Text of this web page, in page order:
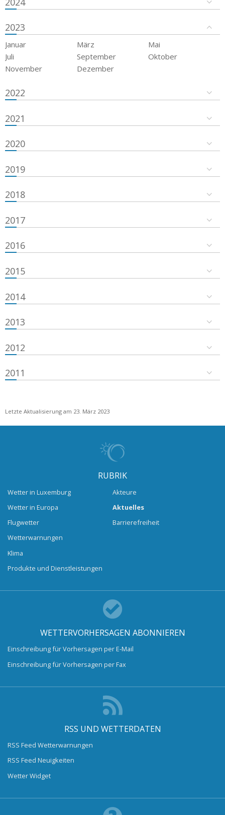
2023
Januar März
Mai
Juli
September
Oktober
November
Dezember
2022
2021
2020
2019
2018
2017
2016
2015
2014
2013
2012
2011
Letzte Aktualisierung am 23. März 2023
RUBRIK
Wetter in Luxemburg
Wetter in Europa
Flugwetter
Wetterwarnungen
Klima
Produkte und Dienstleistungen
Akteure
Aktuelles
Barrierefreiheit
WETTERVORHERSAGEN ABONNIEREN
Einschreibung für Vorhersagen per E-Mail
Einschreibung für Vorhersagen per Fax
RSS UND WETTERDATEN
RSS Feed Wetterwarnungen
RSS Feed Neuigkeiten
Wetter Widget